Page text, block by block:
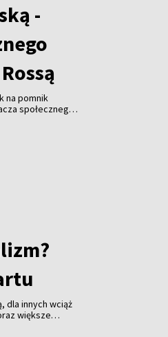
-
na pomnik
społecznego.
Sekcji
i Zesłańców,
realizacja
listopadzie.
dla innych wciąż
większe